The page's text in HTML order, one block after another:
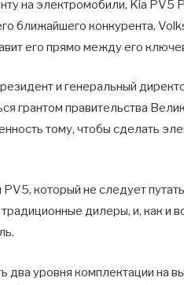
на электромобили, Kia
ближайшего конкурента,
его прямо между его
и генеральный
грантом правительства
тому, чтобы сделать
который не следует
традиционные дилеры, и, как и
два уровня комплектации на